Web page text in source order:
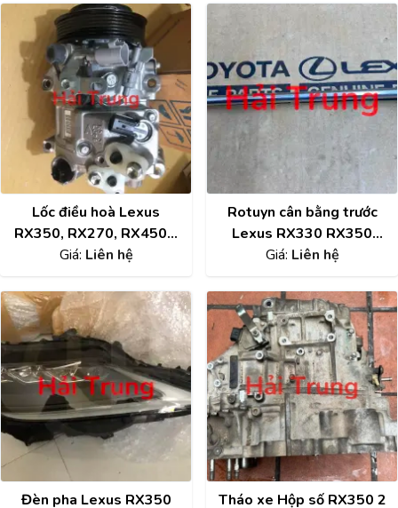
Lốc điều hoà Lexus
RX350, RX270, RX450H
chính hãng Denso
Giá: Liên hệ
Rotuyn cân bằng trước
Lexus RX330 RX350
RX400 RX450, Toyota
28050
Giá: Liên hệ
Đèn pha Lexus RX350 Tháo xe Hộp số RX350 2